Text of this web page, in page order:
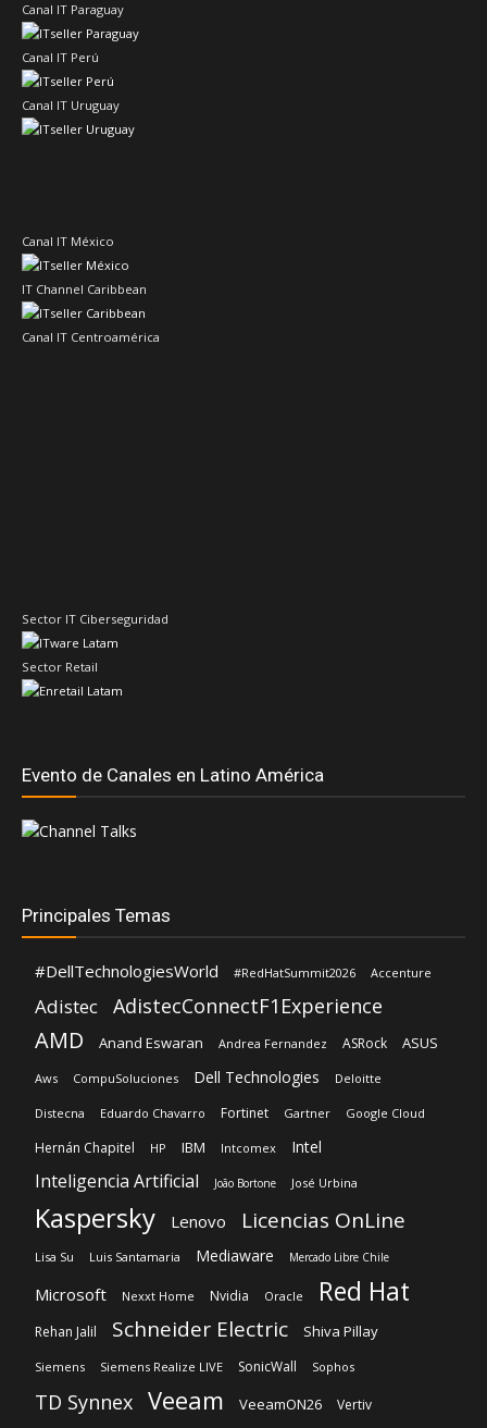
Canal IT Paraguay
Canal IT Perú
Canal IT Uruguay
Canal IT México
IT Channel Caribbean
Canal IT Centroamérica
Evento de Canales en Latino América
Principales Temas
#DellTechnologiesWorld
AMD Anand Eswaran
Distecna Eduardo Chavarro Fortinet Gartner Google Cloud
Hernán Chapitel HP IBM Intcomex Intel
Inteligencia Artificial João Bortone José Urbina
Kaspersky Lenovo Licencias OnLine
Mediaware Mercado Libre Chile
Red Hat
Schneider Electric
Siemens Siemens Realize LIVE SonicWall
TD Synnex Veeam